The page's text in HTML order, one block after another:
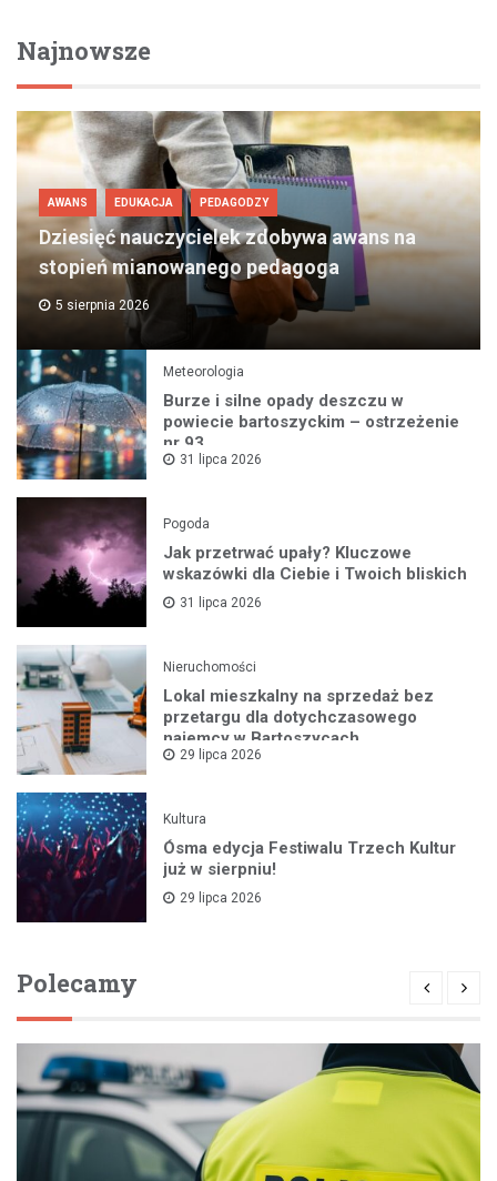
Najnowsze
AWANS EDUKACJA PEDAGODZY
Dziesięć nauczycielek zdobywa awans na
stopień mianowanego pedagoga
5 sierpnia 2026
Meteorologia
Burze i silne opady deszczu w
powiecie bartoszyckim – ostrzeżenie
nr 93
31 lipca 2026
Pogoda
Jak przetrwać upały? Kluczowe
wskazówki dla Ciebie i Twoich bliskich
31 lipca 2026
Nieruchomości
Lokal mieszkalny na sprzedaż bez
przetargu dla dotychczasowego
najemcy w Bartoszycach
29 lipca 2026
Kultura
Ósma edycja Festiwalu Trzech Kultur
już w sierpniu!
29 lipca 2026
Polecamy